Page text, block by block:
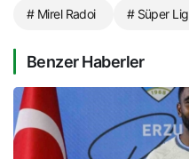
# Mirel Radoi # Süper Lig
Benzer Haberler